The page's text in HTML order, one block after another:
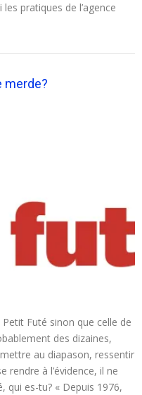
pratiques de l’agence
merde?
Futé sinon que celle de
des dizaines,
au diapason, ressentir
rendre à l’évidence, il ne
qui es-tu? « Depuis 1976,